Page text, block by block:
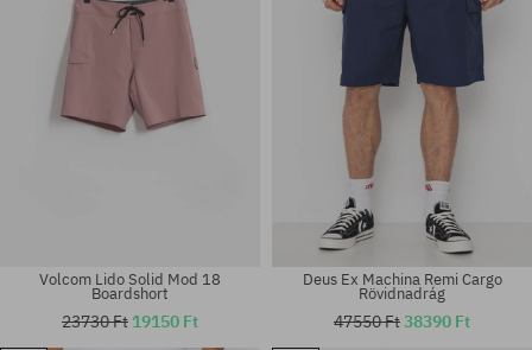
Volcom Lido Solid Mod 18
Boardshort
23730 Ft 19150 Ft
Deus Ex Machina Remi Cargo
Rövidnadrág
47550 Ft38390 Ft